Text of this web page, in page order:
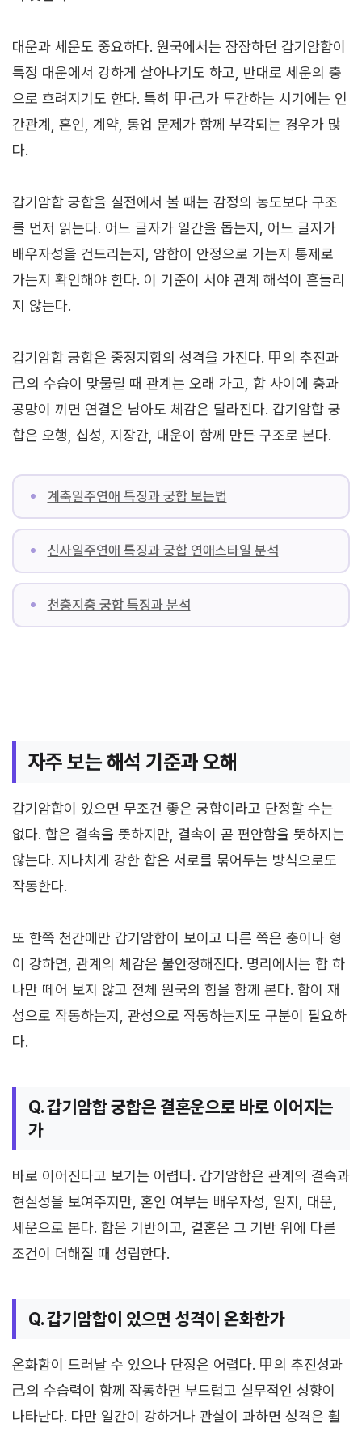
대운과 세운도 중요하다. 원국에서는 잠잠하던 갑기암합이
특정 대운에서 강하게 살아나기도 하고, 반대로 세운의 충
으로 흐려지기도 한다. 특히 甲·己가 투간하는 시기에는 인
간관계, 혼인, 계약, 동업 문제가 함께 부각되는 경우가 많
다.
갑기암합 궁합을 실전에서 볼 때는 감정의 농도보다 구조
를 먼저 읽는다. 어느 글자가 일간을 돕는지, 어느 글자가
배우자성을 건드리는지, 암합이 안정으로 가는지 통제로
가는지 확인해야 한다. 이 기준이 서야 관계 해석이 흔들리
지 않는다.
갑기암합 궁합은 중정지합의 성격을 가진다. 甲의 추진과
己의 수습이 맞물릴 때 관계는 오래 가고, 합 사이에 충과
공망이 끼면 연결은 남아도 체감은 달라진다. 갑기암합 궁
합은 오행, 십성, 지장간, 대운이 함께 만든 구조로 본다.
계축일주연애 특징과 궁합 보는법
신사일주연애 특징과 궁합 연애스타일 분석
천충지충 궁합 특징과 분석
자주 보는 해석 기준과 오해
갑기암합이 있으면 무조건 좋은 궁합이라고 단정할 수는
없다. 합은 결속을 뜻하지만, 결속이 곧 편안함을 뜻하지는
않는다. 지나치게 강한 합은 서로를 묶어두는 방식으로도
작동한다.
또 한쪽 천간에만 갑기암합이 보이고 다른 쪽은 충이나 형
이 강하면, 관계의 체감은 불안정해진다. 명리에서는 합 하
나만 떼어 보지 않고 전체 원국의 힘을 함께 본다. 합이 재
성으로 작동하는지, 관성으로 작동하는지도 구분이 필요하
다.
Q. 갑기암합 궁합은 결혼운으로 바로 이어지는
가
바로 이어진다고 보기는 어렵다. 갑기암합은 관계의 결속과
현실성을 보여주지만, 혼인 여부는 배우자성, 일지, 대운,
세운으로 본다. 합은 기반이고, 결혼은 그 기반 위에 다른
조건이 더해질 때 성립한다.
Q. 갑기암합이 있으면 성격이 온화한가
온화함이 드러날 수 있으나 단정은 어렵다. 甲의 추진성과
己의 수습력이 함께 작동하면 부드럽고 실무적인 성향이
나타난다. 다만 일간이 강하거나 관살이 과하면 성격은 훨